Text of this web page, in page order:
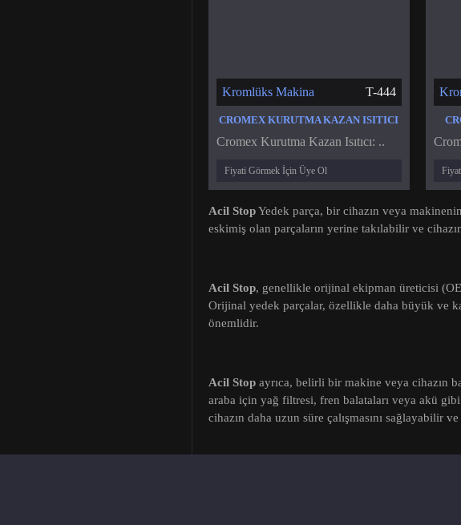
Acil StopYedek parça, bir cihazın veya
eskimiş olan parçaların yerine takılabilir ve
Acil Stop, genellikle orijinal ekipman üreticisi
Orijinal yedek parçalar, özellikle daha büyük ve
önemlidir.
Acil Stop ayrıca, belirli bir makine veya cihazın
araba için yağ filtresi, fren balataları veya akü
cihazın daha uzun süre çalışmasını sağlayabilir
Kromlüks Makina T-444
CROMEX KURUTMA KAZAN ISITICI
Cromex Kurutma Kazan Isıtıcı: ..
Fiyati Görmek İçin Üye Ol